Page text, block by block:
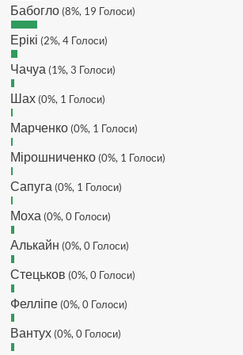
Makiavelli :
MaRiO :Трансфери такі шо слів
провалу 🙁
Hatsyk:Makiavelli, вітаємо на
буде ще активніший з часом)
Hatsyk:Та Кузик ще ок, а
перспективи, хз хз
SVAT :
трансляцію товарняка з Минаєм
https://www.youtube.com/live/Qb1ebGeOfZ8?
si=GU46Q4zlJQd2L-W8
Hatsyk:А ще на сайті триває
посилання?
Бабогло (8%, 19 Голоси)
Ерікі (2%, 4 Голоси)
Чачуа (1%, 3 Голоси)
Шах (0%, 1 Голоси)
Марченко (0%, 1 Голоси)
Мірошниченко (0%, 1 Голоси)
Сапуга (0%, 1 Голоси)
Моха (0%, 0 Голоси)
Алькайн (0%, 0 Голоси)
Стецьков (0%, 0 Голоси)
Фелліпе (0%, 0 Голоси)
Вантух (0%, 0 Голоси)